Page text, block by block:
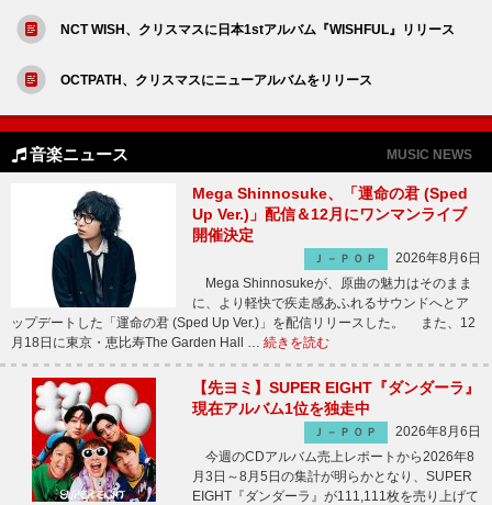
NCT WISH、クリスマスに日本1stアルバム『WISHFUL』リリース
OCTPATH、クリスマスにニューアルバムをリリース
音楽ニュース MUSIC NEWS
Mega Shinnosuke、「運命の君 (Sped
Up Ver.)」配信＆12月にワンマンライブ
開催決定
Ｊ－ＰＯＰ
2026年8月6日
Mega Shinnosukeが、原曲の魅力はそのまま
に、より軽快で疾走感あふれるサウンドへとア
ップデートした「運命の君 (Sped Up Ver.)」を配信リリースした。 また、12
月18日に東京・恵比寿The Garden Hall … 続きを読む
【先ヨミ】SUPER EIGHT『ダンダーラ』
現在アルバム1位を独走中
Ｊ－ＰＯＰ
2026年8月6日
今週のCDアルバム売上レポートから2026年8
月3日～8月5日の集計が明らかとなり、SUPER
EIGHT『ダンダーラ』が111,111枚を売り上げて